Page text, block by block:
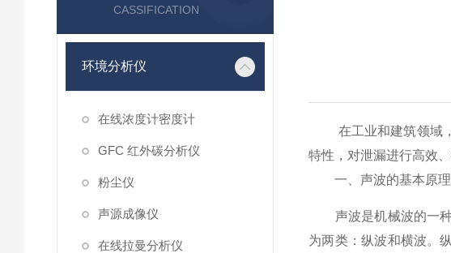
CASSIFICATION
环境分析仪
在线浓度计密度计
GFC 红外碳分析仪
粉尘仪
声源成像仪
在线拉曼分析仪
在工业和建筑领域，
特性，对泄漏进行高效
一、声波的基本原理
声波是机械波的一种
为两类：纵波和横波。